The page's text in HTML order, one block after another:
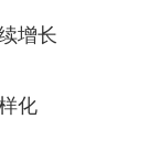
增长
化